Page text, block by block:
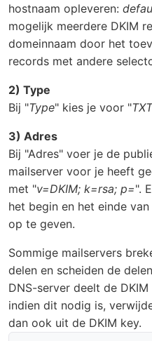
hostnaam opleveren:
mogelijk meerdere DKIM
domeinnaam door het
records met andere
2) Type
Bij "Type" kies je voor "TXT
3) Adres
Bij "Adres" voer je de
mailserver voor je heeft
met "v=DKIM; k=rsa; p=".
het begin en het einde
op te geven.
Sommige mailservers
delen en scheiden de
DNS-server deelt de
indien dit nodig is,
dan ook uit de DKIM key.